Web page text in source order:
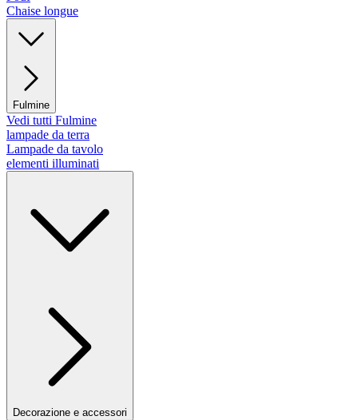
Chaise longue
Fulmine
Vedi tutti Fulmine
lampade da terra
Lampade da tavolo
elementi illuminati
Decorazione e accessori